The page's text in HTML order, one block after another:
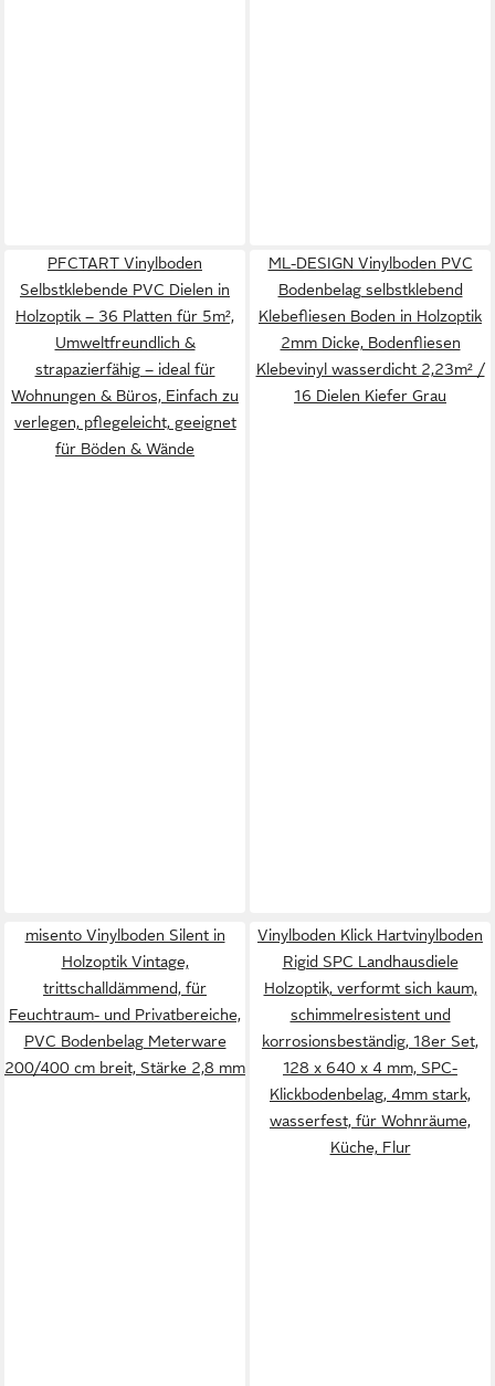
PFCTART Vinylboden
Selbstklebende PVC Dielen in
Holzoptik – 36 Platten für 5m²,
Umweltfreundlich &
strapazierfähig – ideal für
Wohnungen & Büros, Einfach zu
verlegen, pflegeleicht, geeignet
für Böden & Wände
ML-DESIGN Vinylboden PVC
Bodenbelag selbstklebend
Klebefliesen Boden in Holzoptik
2mm Dicke, Bodenfliesen
Klebevinyl wasserdicht 2,23m² /
16 Dielen Kiefer Grau
misento Vinylboden Silent in
Holzoptik Vintage,
trittschalldämmend, für
Feuchtraum- und Privatbereiche,
PVC Bodenbelag Meterware
200/400 cm breit, Stärke 2,8 mm
Vinylboden Klick Hartvinylboden
Rigid SPC Landhausdiele
Holzoptik, verformt sich kaum,
schimmelresistent und
korrosionsbeständig, 18er Set,
128 x 640 x 4 mm, SPC-
Klickbodenbelag, 4mm stark,
wasserfest, für Wohnräume,
Küche, Flur